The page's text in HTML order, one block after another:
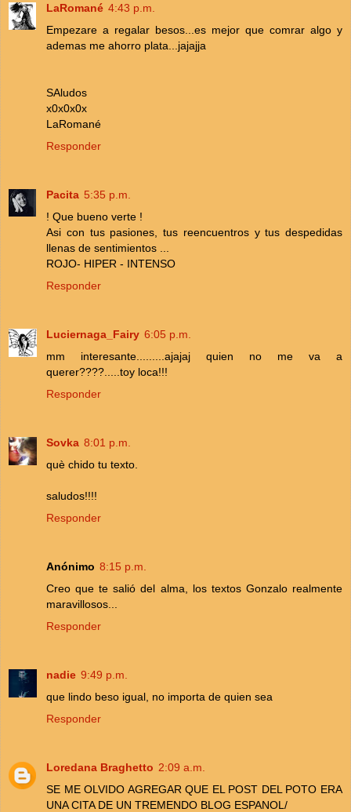
LaRomané 4:43 p.m.
Empezare a regalar besos...es mejor que comrar algo y
ademas me ahorro plata...jajajja
SAludos
x0x0x0x
LaRomané
Responder
Pacita 5:35 p.m.
! Que bueno verte !
Asi con tus pasiones, tus reencuentros y tus despedidas
llenas de sentimientos ...
ROJO- HIPER - INTENSO
Responder
Luciernaga_Fairy 6:05 p.m.
mm interesante.........ajajaj quien no me va a
querer????.....toy loca!!!
Responder
Sovka 8:01 p.m.
què chido tu texto.
saludos!!!!
Responder
Anónimo 8:15 p.m.
Creo que te salió del alma, los textos Gonzalo realmente
maravillosos...
Responder
nadie 9:49 p.m.
que lindo beso igual, no importa de quien sea
Responder
Loredana Braghetto 2:09 a.m.
SE ME OLVIDO AGREGAR QUE EL POST DEL POTO ERA
UNA CITA DE UN TREMENDO BLOG ESPANOL/